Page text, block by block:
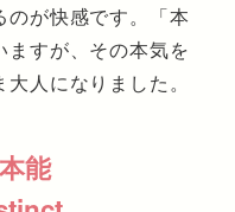
が快感です。「本
すが、その本気を
人になりました。
能